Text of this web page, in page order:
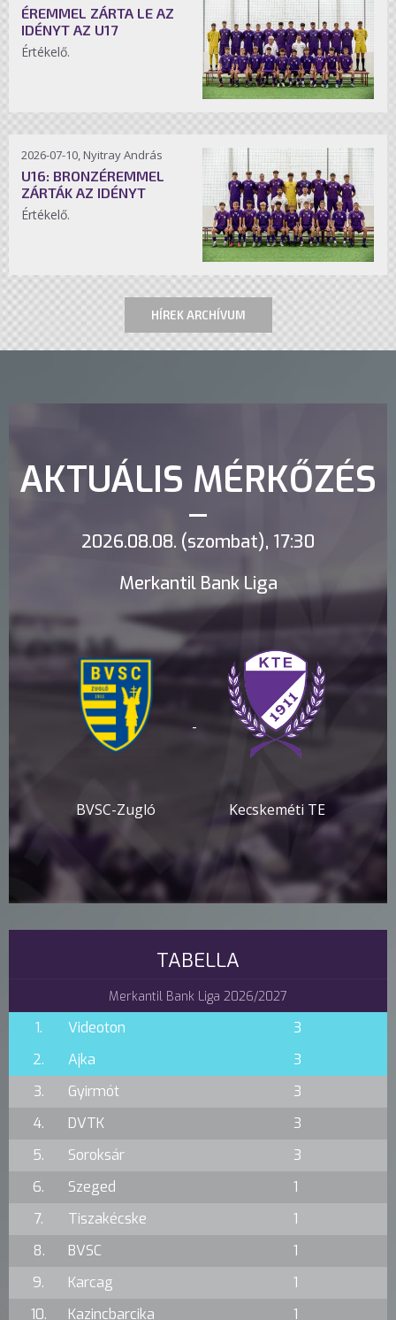
ÉREMMEL ZÁRTA LE AZ
IDÉNYT AZ U17
Értékelő.
2026-07-10, Nyitray András
U16: BRONZÉREMMEL
ZÁRTÁK AZ IDÉNYT
Értékelő.
HÍREK ARCHÍVUM
AKTUÁLIS MÉRKŐZÉS
2026.08.08. (szombat), 17:30
Merkantil Bank Liga
BVSC-Zugló
-
Kecskeméti TE
TABELLA
Merkantil Bank Liga 2026/2027
1. Videoton
3
2.
Ajka
3
3.
Gyirmót
3
4.
DVTK
3
5.
Soroksár
3
6.
Szeged
1
7.
Tiszakécske
1
8.
BVSC
1
9.
Karcag
1
10.
Kazincbarcika 1